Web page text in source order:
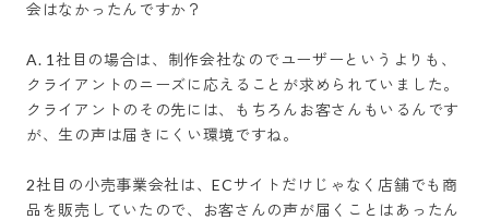
会はなかったんですか？
A. 1社目の場合は、制作会社なのでユーザーというよりも、
クライアントのニーズに応えることが求められていました。
クライアントのその先には、もちろんお客さんもいるんです
が、生の声は届きにくい環境ですね。
2社目の小売事業会社は、ECサイトだけじゃなく店舗でも商
品を販売していたので、お客さんの声が届くことはあったん